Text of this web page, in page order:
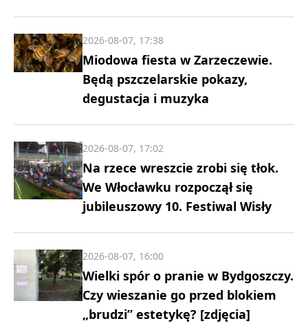
Miodowa fiesta w Zarzeczewie.
Będą pszczelarskie pokazy,
degustacja i muzyka
2026-08-07, 17:38
Na rzece wreszcie zrobi się tłok.
We Włocławku rozpoczął się
jubileuszowy 10. Festiwal Wisły
2026-08-07, 17:02
Wielki spór o pranie w Bydgoszczy.
Czy wieszanie go przed blokiem
„brudzi” estetykę? [zdjęcia]
2026-08-07, 16:00